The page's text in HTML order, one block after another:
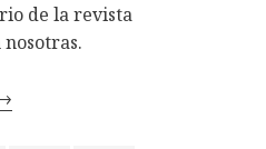
de la revista
nosotras.